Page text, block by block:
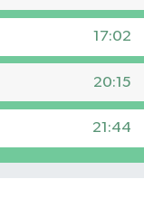
17:02
20:15
21:44